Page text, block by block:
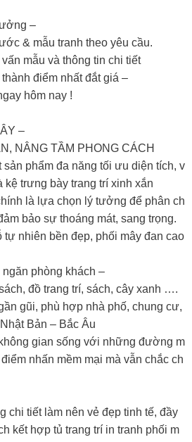
–
& mẫu tranh theo yêu cầu.
mẫu và thông tin chi tiết
điểm nhất đắt giá –
hôm nay !
–
NÂNG TẦM PHONG CÁCH
sản phẩm đa năng tối ưu diện tích, v
trưng bày trang trí xinh xắn
là lựa chọn lý tưởng để phân ch
bảo sự thoáng mát, sang trọng.
tự nhiên bền đẹp, phối mây đan cao
phòng khách –
đồ trang trí, sách, cây xanh ….
gũi, phù hợp nhà phố, chung cư,
Bản – Bắc Âu
gian sống với những đường m
nhấn mềm mại mà vẫn chắc ch
chi tiết làm nên vẻ đẹp tinh tế, đầy
kết hợp tủ trang trí in tranh phối m